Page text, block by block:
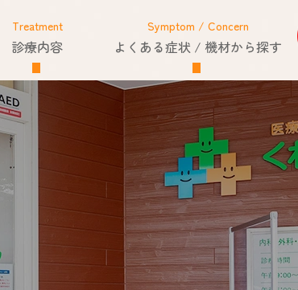
Treatment
診療内容
Symptom / Concern
よくある症状 / 機材から探す